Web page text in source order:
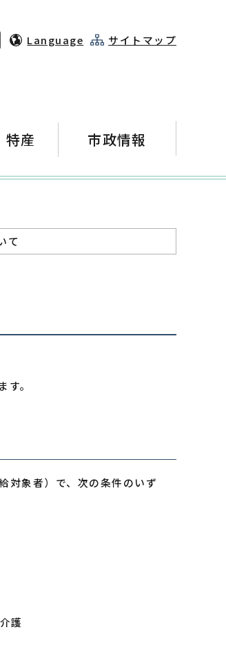
Language サイトマップ
特産 市政情報
て
。
対象者）で、次の条件のいず
護